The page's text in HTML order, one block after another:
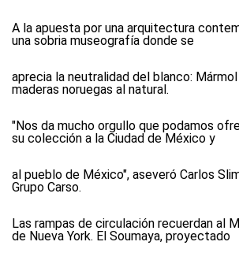
A la apuesta por una arquitectura
una sobria museografía donde se
aprecia la neutralidad del blanco:
maderas noruegas al natural.
"Nos da mucho orgullo que podamos
su colección a la Ciudad de México y
al pueblo de México", aseveró Carlos
Grupo Carso.
Las rampas de circulación recuerdan al
de Nueva York. El Soumaya, proyectado